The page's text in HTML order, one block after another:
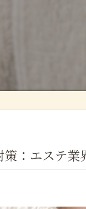
：エステ